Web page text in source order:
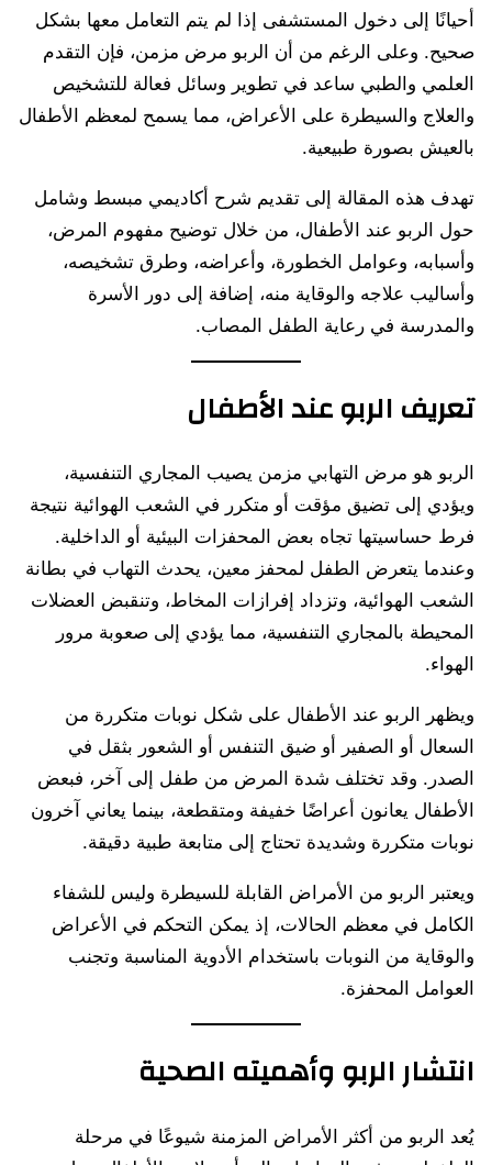
أحيانًا إلى دخول المستشفى إذا لم يتم التعامل معها بشكل
صحيح. وعلى الرغم من أن الربو مرض مزمن، فإن التقدم
العلمي والطبي ساعد في تطوير وسائل فعالة للتشخيص
والعلاج والسيطرة على الأعراض، مما يسمح لمعظم الأطفال
بالعيش بصورة طبيعية.
تهدف هذه المقالة إلى تقديم شرح أكاديمي مبسط وشامل
حول الربو عند الأطفال، من خلال توضيح مفهوم المرض،
وأسبابه، وعوامل الخطورة، وأعراضه، وطرق تشخيصه،
وأساليب علاجه والوقاية منه، إضافة إلى دور الأسرة
والمدرسة في رعاية الطفل المصاب.
تعريف الربو عند الأطفال
الربو هو مرض التهابي مزمن يصيب المجاري التنفسية،
ويؤدي إلى تضيق مؤقت أو متكرر في الشعب الهوائية نتيجة
فرط حساسيتها تجاه بعض المحفزات البيئية أو الداخلية.
وعندما يتعرض الطفل لمحفز معين، يحدث التهاب في بطانة
الشعب الهوائية، وتزداد إفرازات المخاط، وتنقبض العضلات
المحيطة بالمجاري التنفسية، مما يؤدي إلى صعوبة مرور
الهواء.
ويظهر الربو عند الأطفال على شكل نوبات متكررة من
السعال أو الصفير أو ضيق التنفس أو الشعور بثقل في
الصدر. وقد تختلف شدة المرض من طفل إلى آخر، فبعض
الأطفال يعانون أعراضًا خفيفة ومتقطعة، بينما يعاني آخرون
نوبات متكررة وشديدة تحتاج إلى متابعة طبية دقيقة.
ويعتبر الربو من الأمراض القابلة للسيطرة وليس للشفاء
الكامل في معظم الحالات، إذ يمكن التحكم في الأعراض
والوقاية من النوبات باستخدام الأدوية المناسبة وتجنب
العوامل المحفزة.
انتشار الربو وأهميته الصحية
يُعد الربو من أكثر الأمراض المزمنة شيوعًا في مرحلة